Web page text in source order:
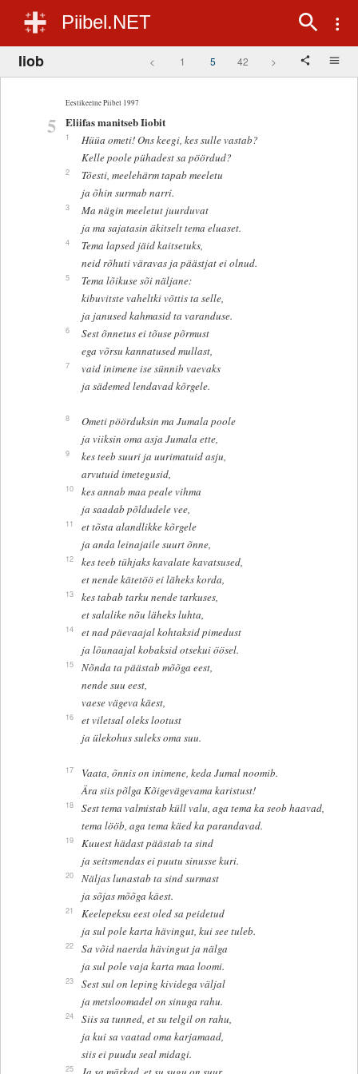
Piibel.NET
Iiob < 1 5 42 >
Eestikeelne Piibel 1997
5 Eliifas manitseb Iiobit
1
Hüüa ometi! Ons keegi, kes sulle vastab?
Kelle poole pühadest sa pöördud?
2
Tõesti, meelehärm tapab meeletu
ja õhin surmab narri.
3
Ma nägin meeletut juurduvat
ja ma sajatasin äkitselt tema eluaset.
4
Tema lapsed jäid kaitsetuks,
neid rõhuti väravas ja päästjat ei olnud.
5
Tema lõikuse sõi näljane:
kibuvitste vaheltki võttis ta selle,
ja janused kahmasid ta varanduse.
6
Sest õnnetus ei tõuse põrmust
ega võrsu kannatused mullast,
7
vaid inimene ise sünnib vaevaks
ja sädemed lendavad kõrgele.
8
Ometi pöörduksin ma Jumala poole
ja viiksin oma asja Jumala ette,
9
kes teeb suuri ja uurimatuid asju,
arvutuid imetegusid,
10
kes annab maa peale vihma
ja saadab põldudele vee,
11
et tõsta alandlikke kõrgele
ja anda leinajaile suurt õnne,
12
kes teeb tühjaks kavalate kavatsused,
et nende kätetöö ei läheks korda,
13
kes tabab tarku nende tarkuses,
et salalike nõu läheks luhta,
14
et nad päevaajal kohtaksid pimedust
ja lõunaajal kobaksid otsekui öösel.
15
Nõnda ta päästab mõõga eest,
nende suu eest,
vaese vägeva käest,
16
et viletsal oleks lootust
ja ülekohus suleks oma suu.
17
Vaata, õnnis on inimene, keda Jumal noomib.
Ära siis põlga Kõigevägevama karistust!
18
Sest tema valmistab küll valu, aga tema ka seob haavad,
tema lööb, aga tema käed ka parandavad.
19
Kuuest hädast päästab ta sind
ja seitsmendas ei puutu sinusse kuri.
20
Näljas lunastab ta sind surmast
ja sõjas mõõga käest.
21
Keelepeksu eest oled sa peidetud
ja sul pole karta hävingut, kui see tuleb.
22
Sa võid naerda hävingut ja nälga
ja sul pole vaja karta maa loomi.
23
Sest sul on leping kividega väljal
ja metsloomadel on sinuga rahu.
24
Siis sa tunned, et su telgil on rahu,
ja kui sa vaatad oma karjamaad,
siis ei puudu seal midagi.
25